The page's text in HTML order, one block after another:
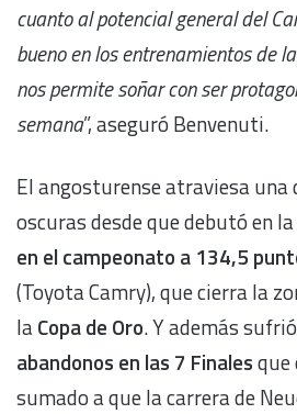
cuanto al potencial general del
bueno en los entrenamientos de
nos permite soñar con ser
semana”, aseguró Benvenuti.
El angosturense atraviesa una
oscuras desde que debutó en
en el campeonato a 134,5
(Toyota Camry), que cierra la
laCopa de Oro. Y además
abandonos en las 7 Finalesque
sumado a que la carrera de